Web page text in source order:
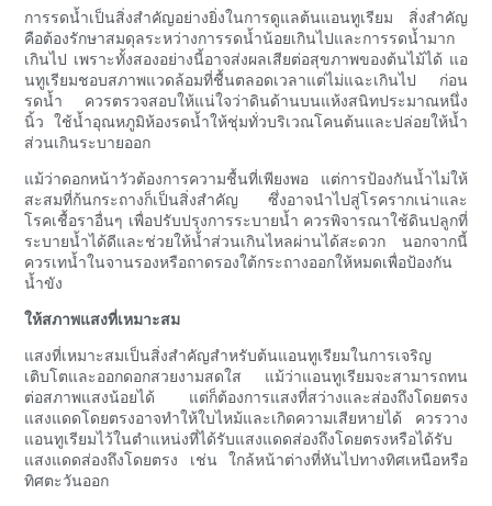
การรดน้ำเป็นสิ่งสำคัญอย่างยิ่งในการดูแลต้นแอนทูเรียม สิ่งสำคัญ
คือต้องรักษาสมดุลระหว่างการรดน้ำน้อยเกินไปและการรดน้ำมาก
เกินไป เพราะทั้งสองอย่างนี้อาจส่งผลเสียต่อสุขภาพของต้นไม้ได้ แอ
นทูเรียมชอบสภาพแวดล้อมที่ชื้นตลอดเวลาแต่ไม่แฉะเกินไป ก่อน
รดน้ำ ควรตรวจสอบให้แน่ใจว่าดินด้านบนแห้งสนิทประมาณหนึ่ง
นิ้ว ใช้น้ำอุณหภูมิห้องรดน้ำให้ชุ่มทั่วบริเวณโคนต้นและปล่อยให้น้ำ
ส่วนเกินระบายออก
แม้ว่าดอกหน้าวัวต้องการความชื้นที่เพียงพอ แต่การป้องกันน้ำไม่ให้
สะสมที่ก้นกระถางก็เป็นสิ่งสำคัญ ซึ่งอาจนำไปสู่โรครากเน่าและ
โรคเชื้อราอื่นๆ เพื่อปรับปรุงการระบายน้ำ ควรพิจารณาใช้ดินปลูกที่
ระบายน้ำได้ดีและช่วยให้น้ำส่วนเกินไหลผ่านได้สะดวก นอกจากนี้
ควรเทน้ำในจานรองหรือถาดรองใต้กระถางออกให้หมดเพื่อป้องกัน
น้ำขัง
ให้สภาพแสงที่เหมาะสม
แสงที่เหมาะสมเป็นสิ่งสำคัญสำหรับต้นแอนทูเรียมในการเจริญ
เติบโตและออกดอกสวยงามสดใส แม้ว่าแอนทูเรียมจะสามารถทน
ต่อสภาพแสงน้อยได้ แต่ก็ต้องการแสงที่สว่างและส่องถึงโดยตรง
แสงแดดโดยตรงอาจทำให้ใบไหม้และเกิดความเสียหายได้ ควรวาง
แอนทูเรียมไว้ในตำแหน่งที่ได้รับแสงแดดส่องถึงโดยตรงหรือได้รับ
แสงแดดส่องถึงโดยตรง เช่น ใกล้หน้าต่างที่หันไปทางทิศเหนือหรือ
ทิศตะวันออก